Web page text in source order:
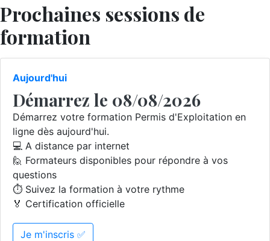
Prochaines sessions de
formation
Aujourd'hui
Démarrez le 08/08/2026
Démarrez votre formation Permis d'Exploitation en
ligne dès aujourd'hui.
💻 A distance par internet
🙋 Formateurs disponibles pour répondre à vos
questions
⏱️ Suivez la formation à votre rythme
🏅 Certification officielle
Je m'inscris ✅